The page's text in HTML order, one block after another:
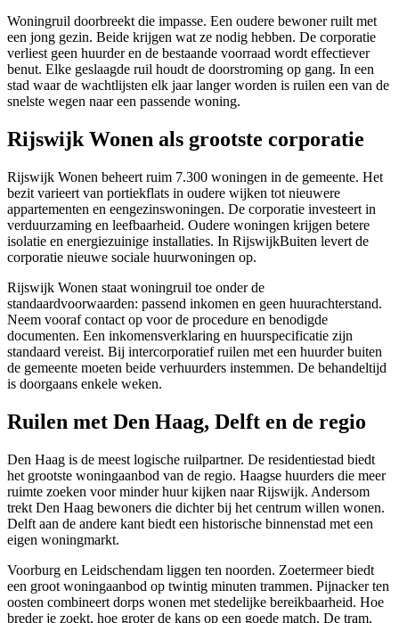
Woningruil doorbreekt die impasse. Een oudere bewoner ruilt met
een jong gezin. Beide krijgen wat ze nodig hebben. De corporatie
verliest geen huurder en de bestaande voorraad wordt effectiever
benut. Elke geslaagde ruil houdt de doorstroming op gang. In een
stad waar de wachtlijsten elk jaar langer worden is ruilen een van de
snelste wegen naar een passende woning.
Rijswijk Wonen als grootste corporatie
Rijswijk Wonen beheert ruim 7.300 woningen in de gemeente. Het
bezit varieert van portiekflats in oudere wijken tot nieuwere
appartementen en eengezinswoningen. De corporatie investeert in
verduurzaming en leefbaarheid. Oudere woningen krijgen betere
isolatie en energiezuinige installaties. In RijswijkBuiten levert de
corporatie nieuwe sociale huurwoningen op.
Rijswijk Wonen staat woningruil toe onder de
standaardvoorwaarden: passend inkomen en geen huurachterstand.
Neem vooraf contact op voor de procedure en benodigde
documenten. Een inkomensverklaring en huurspecificatie zijn
standaard vereist. Bij intercorporatief ruilen met een huurder buiten
de gemeente moeten beide verhuurders instemmen. De behandeltijd
is doorgaans enkele weken.
Ruilen met Den Haag, Delft en de regio
Den Haag is de meest logische ruilpartner. De residentiestad biedt
het grootste woningaanbod van de regio. Haagse huurders die meer
ruimte zoeken voor minder huur kijken naar Rijswijk. Andersom
trekt Den Haag bewoners die dichter bij het centrum willen wonen.
Delft aan de andere kant biedt een historische binnenstad met een
eigen woningmarkt.
Voorburg en Leidschendam liggen ten noorden. Zoetermeerbiedt
een groot woningaanbod op twintig minuten trammen. Pijnackerten
oosten combineert dorps wonen met stedelijke bereikbaarheid. Hoe
breder je zoekt, hoe groter de kans op een goede match. De tram,